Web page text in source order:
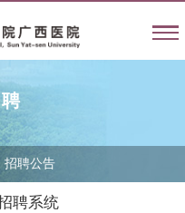
招聘公告
聘系统